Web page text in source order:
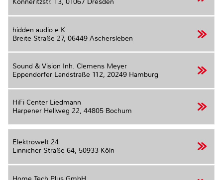
Könneritzstr. 13, 01067 Dresden
hidden audio e.K.
Breite Straße 27, 06449 Aschersleben
Sound & Vision Inh. Clemens Meyer
Eppendorfer Landstraße 112, 20249 Hamburg
HiFi Center Liedmann
Harpener Hellweg 22, 44805 Bochum
Elektrowelt 24
Linnicher Straße 64, 50933 Köln